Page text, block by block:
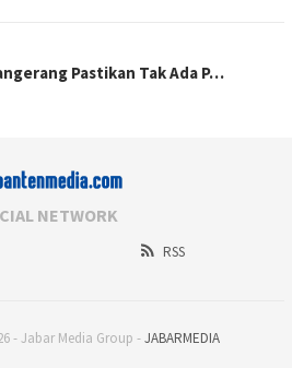
Pastikan Tak Ada P…
NETWORK
RSS
- Jabar Media Group -JABARMEDIA